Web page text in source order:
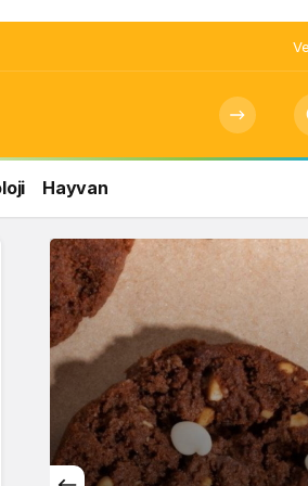
Hayvan
Gündüz Modu
Gündüz modunu seçin.
Gece Modu
Gece modunu seçin.